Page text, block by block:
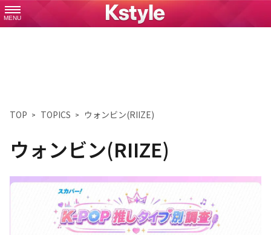
MENU
TOP TOPICS ウォンビン(RIIZE)
ウォンビン(RIIZE)